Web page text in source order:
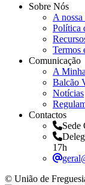
Sobre Nós
A nossa
Política
Termos
Comunicação
A
Balcão
Notícias
Contactos
Sede
17h
© União de